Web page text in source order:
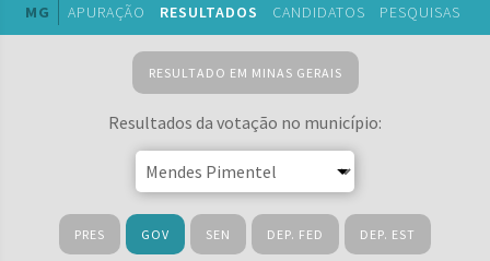
MG APURAÇÃO RESULTADOS CANDIDATOS PESQUISAS
RESULTADO EM MINAS GERAIS
Resultados da votação no município:
PRES GOV SEN DEP. FED DEP. EST